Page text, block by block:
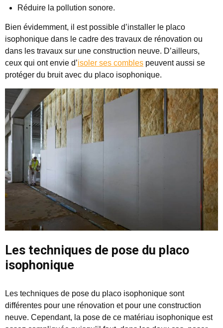
Réduire la pollution sonore.
Bien évidemment, il est possible d’installer le placo
isophonique dans le cadre des travaux de rénovation ou
dans les travaux sur une construction neuve. D’ailleurs,
ceux qui ont envie d’isoler ses combles peuvent aussi se
protéger du bruit avec du placo isophonique.
Les techniques de pose du placo
isophonique
Les techniques de pose du placo isophonique sont
différentes pour une rénovation et pour une construction
neuve. Cependant, la pose de ce matériau isophonique est